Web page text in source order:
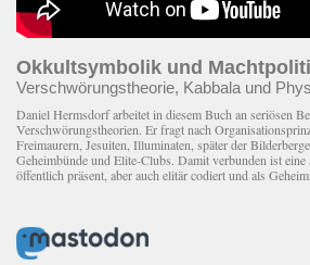
Okkultsymbolik und
Verschwörungstheorie, Kabbala und
Daniel Hermsdorf arbeitet in diesem Buch an seriösen
Verschwörungstheorien. Er fragt nach
Freimaurern, Jesuiten, Illuminaten, später der
Geheimbünde und Elite-Clubs. Damit verbunden ist
öffentlich präsent, aber auch elitär codiert und als